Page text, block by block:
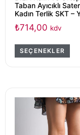
Taban Ayıcıklı
Kadın Terlik SKT –
₺714,00 kdv
SEÇENEKLER